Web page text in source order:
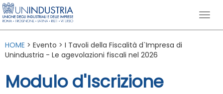
HOME > Evento > I Tavoli della Fiscalità d`Impresa di
Unindustria - Le agevolazioni fiscali nel 2026
Modulo d'Iscrizione